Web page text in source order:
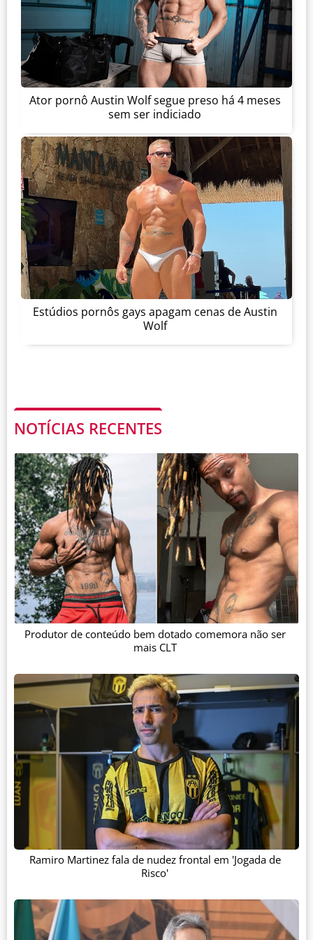
Ator pornô Austin Wolf segue preso há 4 meses
sem ser indiciado
Estúdios pornôs gays apagam cenas de Austin
Wolf
NOTÍCIAS RECENTES
Produtor de conteúdo bem dotado comemora não ser
mais CLT
Ramiro Martinez fala de nudez frontal em 'Jogada de
Risco'